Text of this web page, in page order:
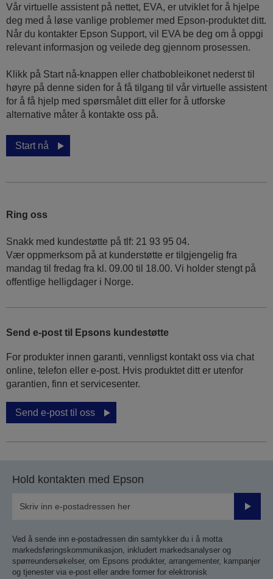
Vår virtuelle assistent på nettet, EVA, er utviklet for å hjelpe
deg med å løse vanlige problemer med Epson-produktet ditt.
Når du kontakter Epson Support, vil EVA be deg om å oppgi
relevant informasjon og veilede deg gjennom prosessen.
Klikk på Start nå-knappen eller chatbobleikonet nederst til
høyre på denne siden for å få tilgang til vår virtuelle assistent
for å få hjelp med spørsmålet ditt eller for å utforske
alternative måter å kontakte oss på.
Start nå
Ring oss
Snakk med kundestøtte på tlf: 21 93 95 04.
Vær oppmerksom på at kunderstøtte er tilgjengelig fra
mandag til fredag fra kl. 09.00 til 18.00. Vi holder stengt på
offentlige helligdager i Norge.
Send e-post til Epsons kundestøtte
For produkter innen garanti, vennligst kontakt oss via chat
online, telefon eller e-post. Hvis produktet ditt er utenfor
garantien, finn et servicesenter.
Send e-post til oss
Hold kontakten med Epson
Send
Ved å sende inn e-postadressen din samtykker du i å motta
markedsføringskommunikasjon, inkludert markedsanalyser og
spørreundersøkelser, om Epsons produkter, arrangementer, kampanjer
og tjenester via e-post eller andre former for elektronisk